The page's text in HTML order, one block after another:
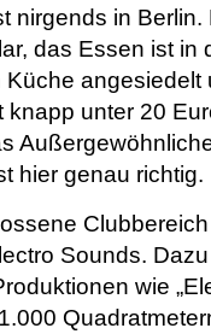
nirgends in Berlin.
das Essen ist in
angesiedelt
knapp unter 20
hier genau richtig.
Sounds.
wie